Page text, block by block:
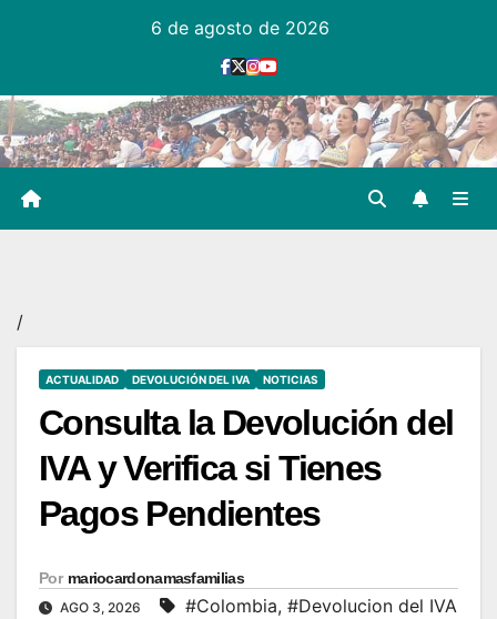
6 de agosto de 2026
/
ACTUALIDAD DEVOLUCIÓN DEL IVA NOTICIAS
Consulta la Devolución del
IVA y Verifica si Tienes
Pagos Pendientes
Por mariocardonamasfamilias
AGO 3, 2026 #Colombia, #Devolucion del IVA